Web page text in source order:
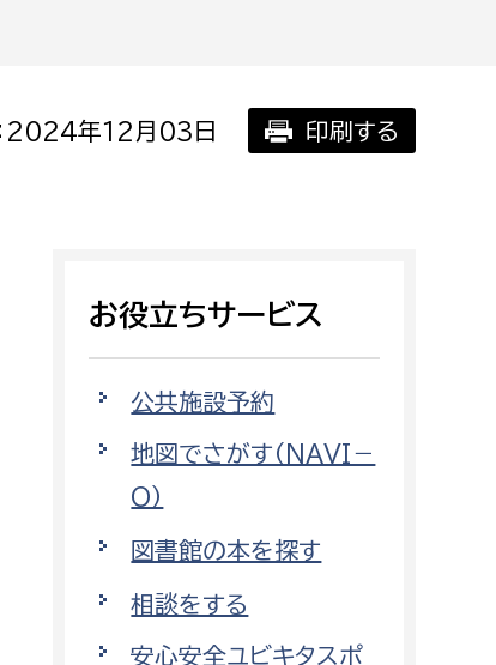
届け出や申請をしたい
支払いをしたい
働きたい
小田原のことを知りたい
イベント・講座などに参加したい
環境部
環境政策課
ゼロカーボン推進課
環境保護課
2024年12月03日 印刷する
お役立ちサービス
公共施設予約
地図でさがす（NAVI－
O）
図書館の本を探す
相談をする
安心安全ユビキタスポ